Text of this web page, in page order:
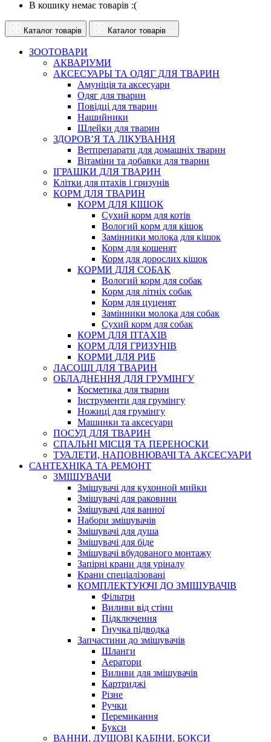
В кошику немає товарів :(
Каталог товарів Каталог товарів
ЗООТОВАРИ
АКВАРІУМИ
АКСЕСУАРЫ ТА ОДЯГ ДЛЯ ТВАРИН
Амуніція та аксесуари
Одяг для тварин
Повідці для тварин
Нашийники
Шлейки для тварин
ЗДОРОВ’Я ТА ЛІКУВАННЯ
Ветпрепарати для домашніх тварин
Вітаміни та добавки для тварин
ІГРАШКИ ДЛЯ ТВАРИН
Клітки для птахів і гризунів
КОРМ ДЛЯ ТВАРИН
КОРМ ДЛЯ КІШОК
Сухий корм для котів
Вологий корм для кішок
Замінники молока для кішок
Корм для кошенят
Корм для дорослих кішок
КОРМИ ДЛЯ СОБАК
Вологий корм для собак
Корм для літніх собак
Корм для цуценят
Замінники молока для собак
Сухий корм для собак
КОРМ ДЛЯ ПТАХІВ
КОРМ ДЛЯ ГРИЗУНІВ
КОРМИ ДЛЯ РИБ
ЛАСОЩІ ДЛЯ ТВАРИН
ОБЛАДНЕННЯ ДЛЯ ГРУМІНГУ
Косметика для тварин
Інструменти для грумінгу
Ножиці для грумінгу
Машинки та аксесуари
ПОСУД ДЛЯ ТВАРИН
СПАЛЬНІ МІСЦЯ ТА ПЕРЕНОСКИ
ТУАЛЕТИ, НАПОВНЮВАЧІ ТА АКСЕСУАРИ
САНТЕХНІКА ТА РЕМОНТ
ЗМІШУВАЧИ
Змішувачі для кухонной мийки
Змішувачі для раковини
Змішувачі для ванної
Набори змішувачів
Змішувачі для душа
Змішувачі для біде
Змішувачі вбудованого монтажу
Запірні крани для уріналу
Крани спеціалізовані
КОМПЛЕКТУЮЧІ ДО ЗМІШУВАЧІВ
Фільтри
Виливи від стіни
Підключення
Гнучка підводка
Запчастини до змішувачів
Шланги
Аератори
Виливи для змішувачів
Картриджі
Різне
Ручки
Перемикання
Букси
ВАННИ, ДУШОВІ КАБІНИ, БОКСИ